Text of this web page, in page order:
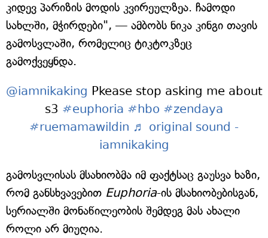
კიდევ პარიზის მოდის კვირეულზეა. ჩამოდი
სახლში, მჭირდები", — ამბობს ნიკა კინგი თავის
გამოსვლაში, რომელიც ტიკტოკზეც
გამოქვეყნდა.
@iamnikaking Pkease stop asking me about
s3 #euphoria #hbo #zendaya
#ruemamawildin ♬ original sound -
iamnikaking
გამოსვლისას მსახიობმა იმ ფაქტსაც გაუსვა ხაზი,
რომ განსხვავებით Euphoria-ის მსახიობებისგან,
სერიალში მონაწილეობის შემდეგ მას ახალი
როლი არ მიუღია.